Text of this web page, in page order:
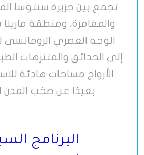
تجمع بين جزيرة سنتوسا
والمغامرة، ومنطقة
الوجه العصري الرومانسي
إلى الحدائق والمتنزهات
الأزواج مساحات هادئة
بعيدًا عن صخب المدن
البرنامج